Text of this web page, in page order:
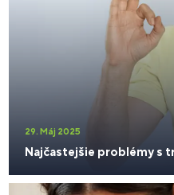
29. Máj 2025
Najčastejšie problémy s